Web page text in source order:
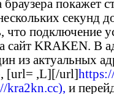
браузера покажет
что подключение
сайт KRAKEN. В
из актуальных
[url= ,L][/url]
kra2kn.cc), и